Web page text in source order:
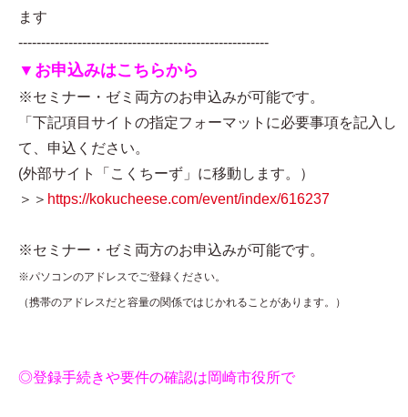
ます
-------------------------------------------------------
▼お申込みはこちらから
※セミナー・ゼミ両方のお申込みが可能です。
「下記項目サイトの指定フォーマットに必要事項を記入し
て、申込ください。
(外部サイト「こくちーず」に移動します。）
＞＞ https://kokucheese.com/event/index/616237
※セミナー・ゼミ両方のお申込みが可能です。
※パソコンのアドレスでご登録ください。
（携帯のアドレスだと容量の関係ではじかれることがあります。）
◎登録手続きや要件の確認は岡崎市役所で